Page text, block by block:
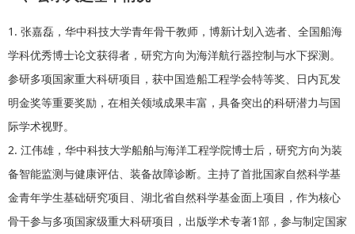
1. 张嘉磊，华中科技大学青年骨干教师，博新计划入选者、全国船海
学科优秀博士论文获得者，研究方向为海洋航行器控制与水下探测。
参研多项国家重大科研项目，获中国造船工程学会特等奖、日内瓦发
明金奖等重要奖励，在相关领域成果丰富，具备突出的科研潜力与国
际学术视野。
2. 江伟雄，华中科技大学船舶与海洋工程学院博士后，研究方向为装
备智能监测与健康评估、装备故障诊断。主持了首批国家自然科学基
金青年学生基础研究项目、湖北省自然科学基金面上项目，作为核心
骨干参与多项国家级重大科研项目，出版学术专著1部，参与制定国家